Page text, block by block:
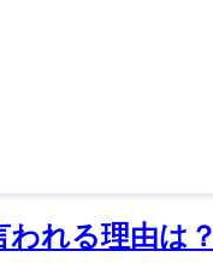
れる理由は？